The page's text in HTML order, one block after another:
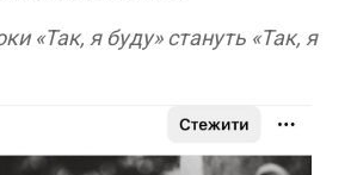
«Так, я буду» стануть «Так, я